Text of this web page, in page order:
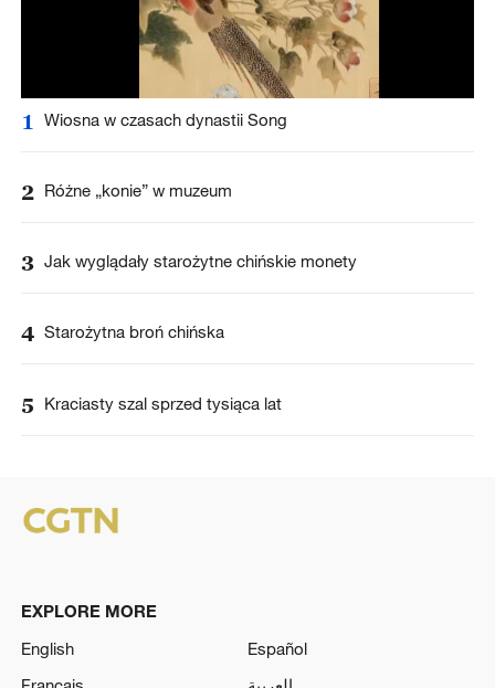
1 Wiosna w czasach dynastii Song
2 Różne „konie” w muzeum
3 Jak wyglądały starożytne chińskie monety
4 Starożytna broń chińska
5 Kraciasty szal sprzed tysiąca lat
EXPLORE MORE
English
Español